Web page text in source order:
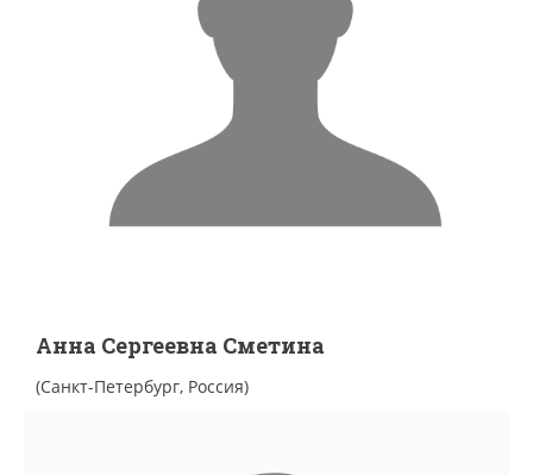
Анна Сергеевна Сметина
(Санкт-Петербург, Россия)